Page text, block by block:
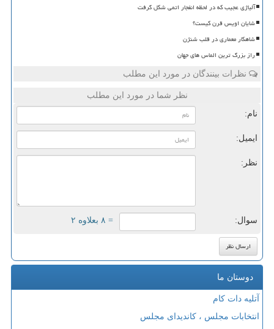
آلیاژی عجیب که در لحظه انفجار اتمی شکل گرفت
شایان اویس قرن کیست؟
شاهکار معماری در قلب شنژن
راز بزرگ ترین الماس های جهان
نظرات بینندگان در مورد این مطلب
نظر شما در مورد این مطلب
نام:
ایمیل:
نظر:
سوال: = ۸ بعلاوه ۲
دوستان ما
آتلیه دات کام
انتخابات مجلس ، کاندیدای مجلس